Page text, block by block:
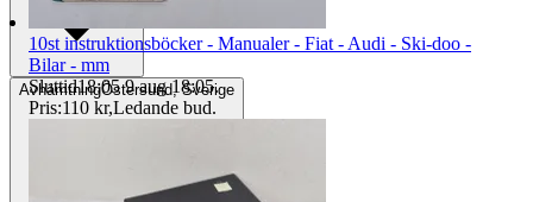
AvhämtningÖstersund, Sverige
10st instruktionsböcker - Manualer - Fiat - Audi - Ski-doo -
Bilar - mm
Sluttid18:05 9 aug 18:05.
Pris:110 kr,Ledande bud.